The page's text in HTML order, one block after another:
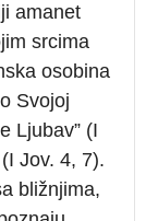
amanet
srcima
osobina
Svojoj
Ljubav” (I
Jov. 4, 7).
bližnjima,